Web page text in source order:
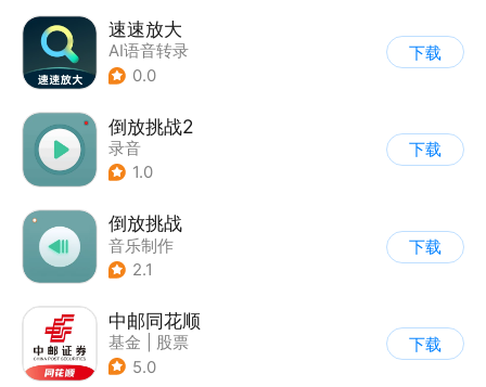
速速放大
AI语音转录
0.0
下载
倒放挑战2
录音
1.0
下载
倒放挑战
音乐制作
2.1
下载
中邮同花顺
基金
股票
5.0
下载